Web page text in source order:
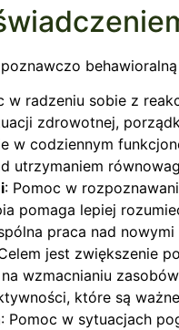
w radzeniu sobie z
zdrowotnej,
w codziennym
utrzymaniem
: Pomoc w
pomaga lepiej
praca nad
jest zwiększenie
wzmacnianiu
które są
: Pomoc w sytuacjach